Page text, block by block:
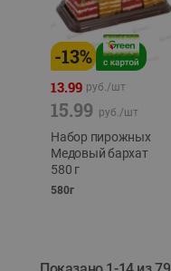
-13%
13.99 руб./шт
15.99 руб./шт
Набор пирожных
Медовый бархат
580 г
580г